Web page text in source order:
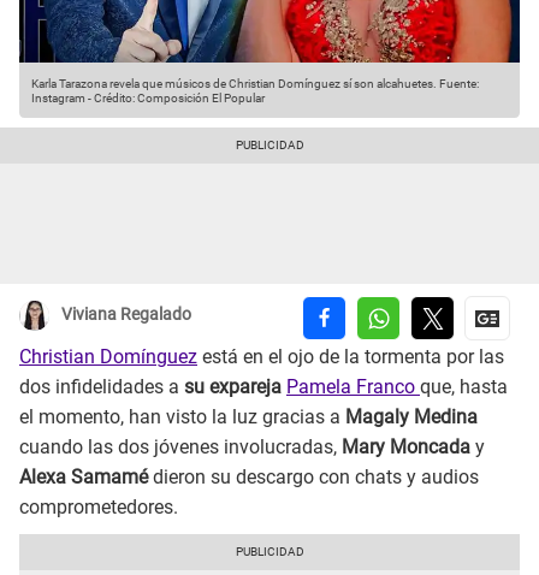
Karla Tarazona revela que músicos de Christian Domínguez sí son alcahuetes. Fuente:
Instagram -Crédito: Composición El Popular
Viviana Regalado
Christian Domínguez está en el ojo de la tormenta por las
dos infidelidades a su expareja Pamela Franco que, hasta
el momento, han visto la luz gracias a Magaly Medina
cuando las dos jóvenes involucradas, Mary Moncada y
Alexa Samamédieron su descargo con chats y audios
comprometedores.